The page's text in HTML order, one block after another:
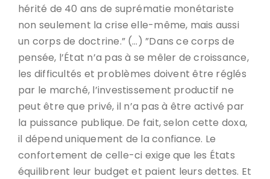
hérité de 40 ans de suprématie monétariste
non seulement la crise elle-même, mais aussi
un corps de doctrine.” (…) ”Dans ce corps de
pensée, l’État n’a pas à se mêler de croissance,
les difficultés et problèmes doivent être réglés
par le marché, l’investissement productif ne
peut être que privé, il n’a pas à être activé par
la puissance publique. De fait, selon cette doxa,
il dépend uniquement de la confiance. Le
confortement de celle-ci exige que les États
équilibrent leur budget et paient leurs dettes. Et